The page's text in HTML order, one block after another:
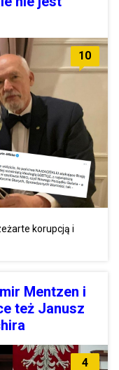
10
korupcją i
Mentzen i
też Janusz
4